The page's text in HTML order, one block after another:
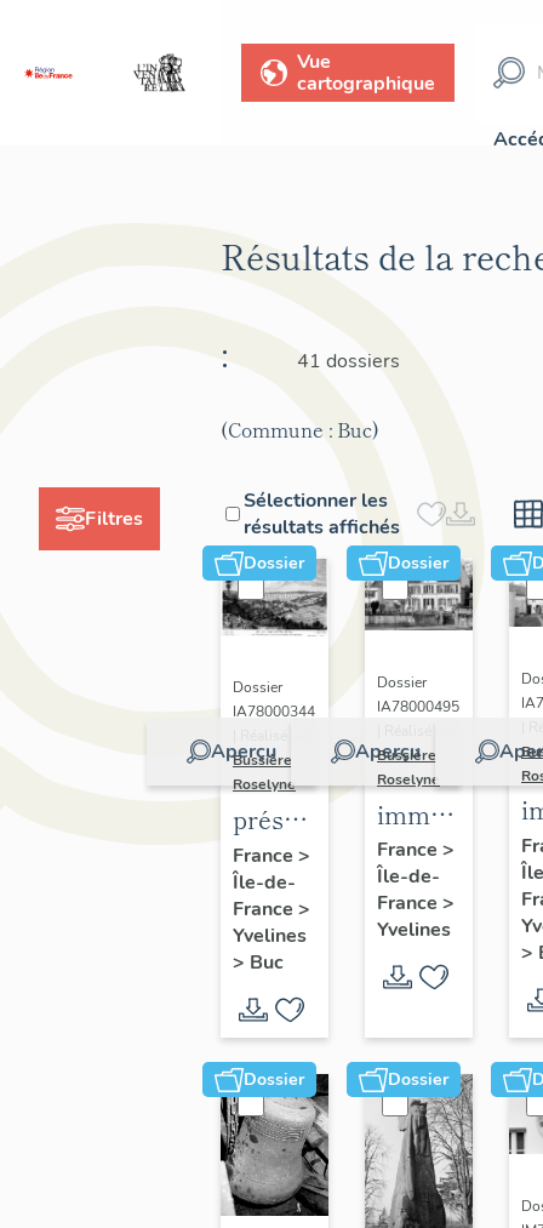
Vue
cartographique
Filtres
Résultats de la
:
41 dossiers
(Commune : Buc)
Sélectionner les
résultats affichés
Dossier
Aperçu
Dossier
IA78000344
Bussière
Roselyne
présentation
de la
commune
de Buc
France >
Île-de-
France >
Yvelines
> Buc
Dossier
Aperçu
Dossier
IA78000495
Bussière
Roselyne
immeubles,
maisons,
fermes
France >
Île-de-
France >
Yvelines
>
Dossier Dossier